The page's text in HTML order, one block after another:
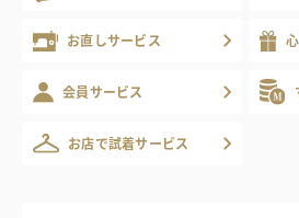
お直しサービス
会員サービス
お店で試着サービス